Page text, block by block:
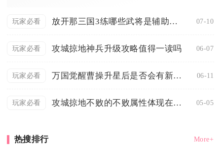
玩家必看 放开那三国3练哪些武将是辅助型角色 07-10
玩家必看 攻城掠地神兵升级攻略值得一读吗 06-07
玩家必看 万国觉醒曹操升星后是否会有新的外观 06-11
玩家必看 攻城掠地不败的不败属性体现在哪些方面 05-05
热搜排行 More+